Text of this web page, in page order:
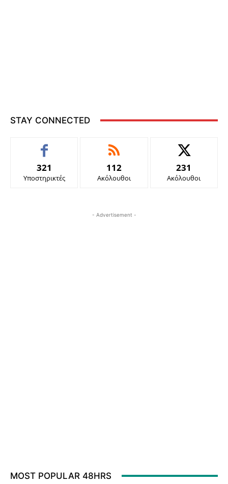
STAY CONNECTED
321
Υποστηρικτές
112
Ακόλουθοι
231
Ακόλουθοι
- Advertisement -
MOST POPULAR 48HRS